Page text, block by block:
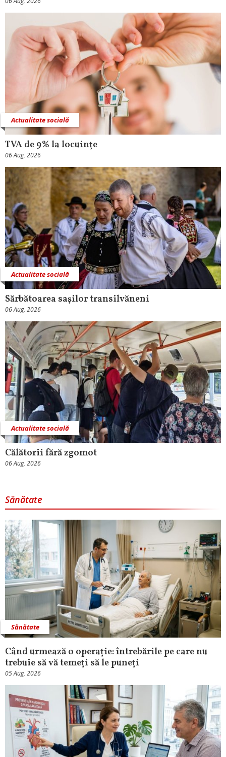
Actualitate socială
TVA de 9% la locuinţe
06 Aug, 2026
Actualitate socială
Sărbătoarea saşilor transilvăneni
06 Aug, 2026
Actualitate socială
Călătorii fără zgomot
06 Aug, 2026
Sănătate
Sănătate
Când urmează o operație: întrebările pe care nu
trebuie să vă temeți să le puneți
05 Aug, 2026